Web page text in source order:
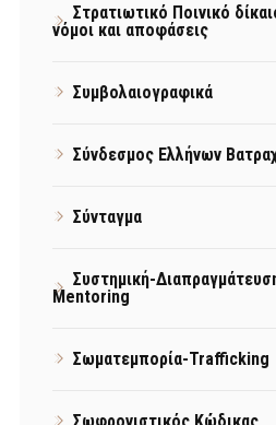
Στρατιωτικό Ποινικό
νόμοι και αποφάσεις
Συμβολαιογραφικά
Σύνδεσμος Ελλήνων
Σύνταγμα
Συστημική-
Mentoring
Σωματεμπορία-Trafficking